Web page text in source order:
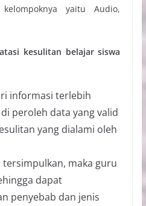
yaitu Audio,
kesulitan belajar siswa
informasi terlebih
peroleh data yang valid
yang dialami oleh
tersimpulkan, maka guru
dapat
penyebab dan jenis